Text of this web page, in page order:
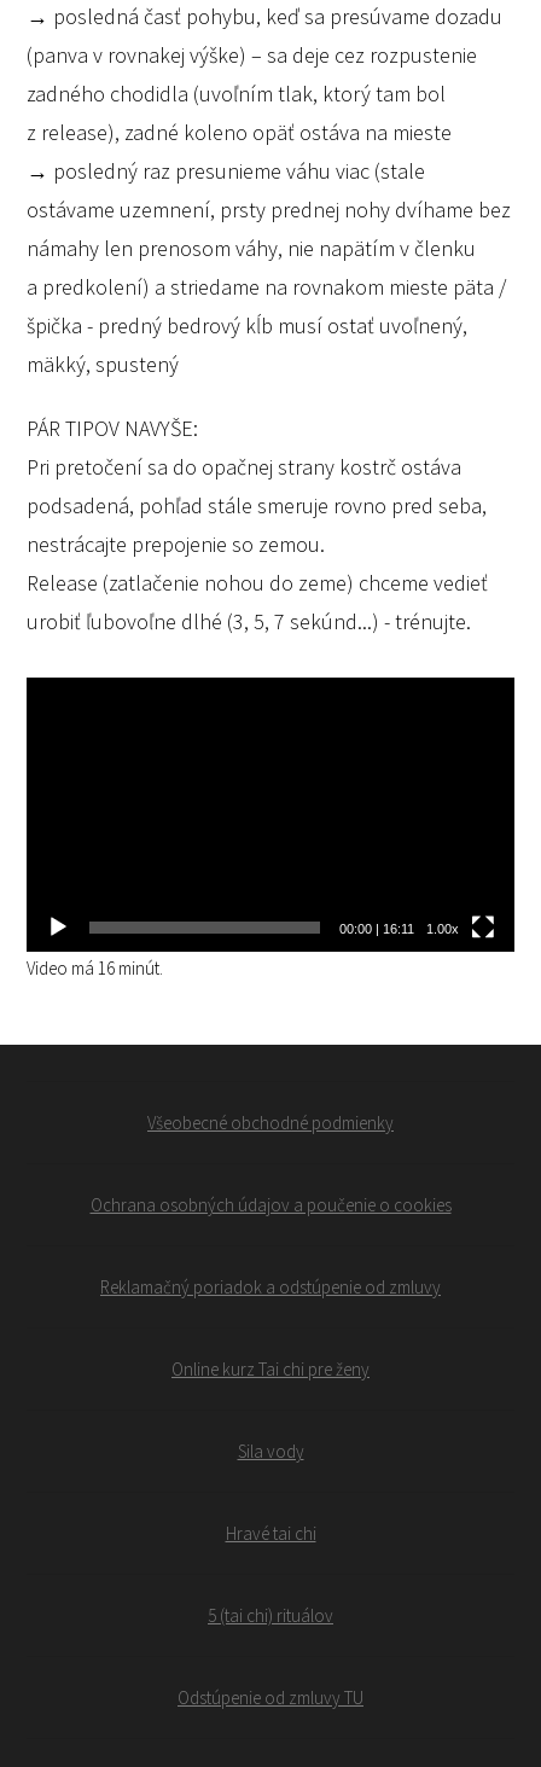
→ posledná časť pohybu, keď sa presúvame dozadu
(panva v rovnakej výške) – sa deje cez rozpustenie
zadného chodidla (uvoľním tlak, ktorý tam bol
z release), zadné koleno opäť ostáva na mieste
→ posledný raz presunieme váhu viac (stale
ostávame uzemnení, prsty prednej nohy dvíhame bez
námahy len prenosom váhy, nie napätím v členku
a predkolení) a striedame na rovnakom mieste päta /
špička - predný bedrový kĺb musí ostať uvoľnený,
mäkký, spustený
PÁR TIPOV NAVYŠE:
Pri pretočení sa do opačnej strany kostrč ostáva
podsadená, pohľad stále smeruje rovno pred seba,
nestrácajte prepojenie so zemou.
Release (zatlačenie nohou do zeme) chceme vedieť
urobiť ľubovoľne dlhé (3, 5, 7 sekúnd...) - trénujte.
00:00| 16:11 1.00x
Video má 16 minút.
Všeobecné obchodné podmienky
Ochrana osobných údajov a poučenie o cookies
Reklamačný poriadok a odstúpenie od zmluvy
Online kurz Tai chi pre ženy
Sila vody
Hravé tai chi
5 (tai chi) rituálov
Odstúpenie od zmluvy TU